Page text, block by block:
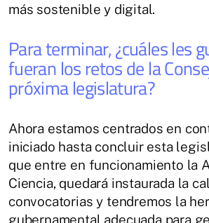
más sostenible y digital.
Para terminar, ¿cuáles les
fueran los retos de la
próxima legislatura?
Ahora estamos centrados en
iniciado hasta concluir esta
que entre en funcionamiento la
Ciencia, quedará instaurada la
convocatorias y tendremos la
gubernamental adecuada para